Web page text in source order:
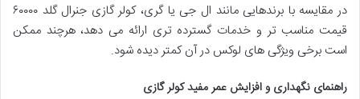
در مقایسه با برندهایی مانند ال جی یا گری، کولر گازی جنرال گلد ۶۰۰۰۰
قیمت مناسب تر و خدمات گسترده تری ارائه می دهد، هرچند ممکن
است برخی ویژگی های لوکس در آن کمتر دیده شود.
راهنمای نگهداری و افزایش عمر مفید کولر گازی